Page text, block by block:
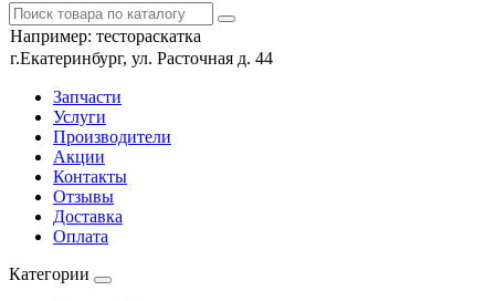
Например: тестораскатка
г.Екатеринбург, ул. Расточная д. 44
Запчасти
Услуги
Производители
Акции
Контакты
Отзывы
Доставка
Оплата
Категории